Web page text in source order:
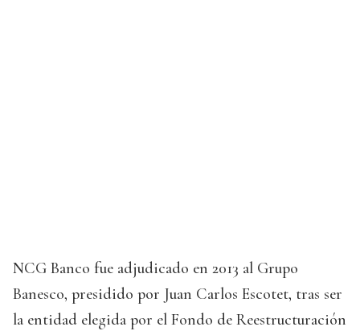
NCG Banco fue adjudicado en 2013 al Grupo
Banesco, presidido por Juan Carlos Escotet, tras ser
la entidad elegida por el Fondo de Reestructuración